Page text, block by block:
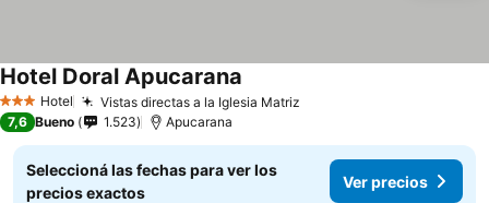
3 Estrellas
Hotel Vistas directas a la Iglesia Matriz
Hotel Doral Apucarana
7,6 Bueno 1.523 Apucarana
Seleccioná las fechas para ver los
precios exactos
Ver precios